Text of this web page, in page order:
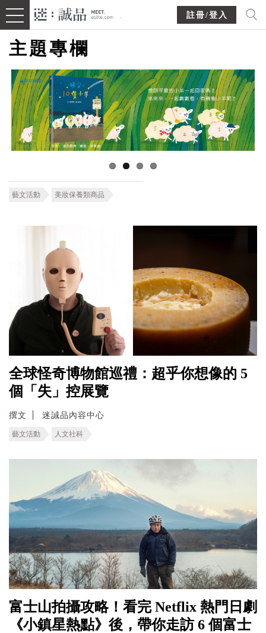
註冊/登入
主題專欄
藝文活動 美妝保養類商品
全球怪奇博物館巡禮：超乎你想像的 5
個「失」控展覽
撰文 迷誠品內容中心
藝文活動 人文社科
富士山拍攝攻略！看完 Netflix 熱門日劇
《小鎮星熱點》後，帶你走訪 6 個富士